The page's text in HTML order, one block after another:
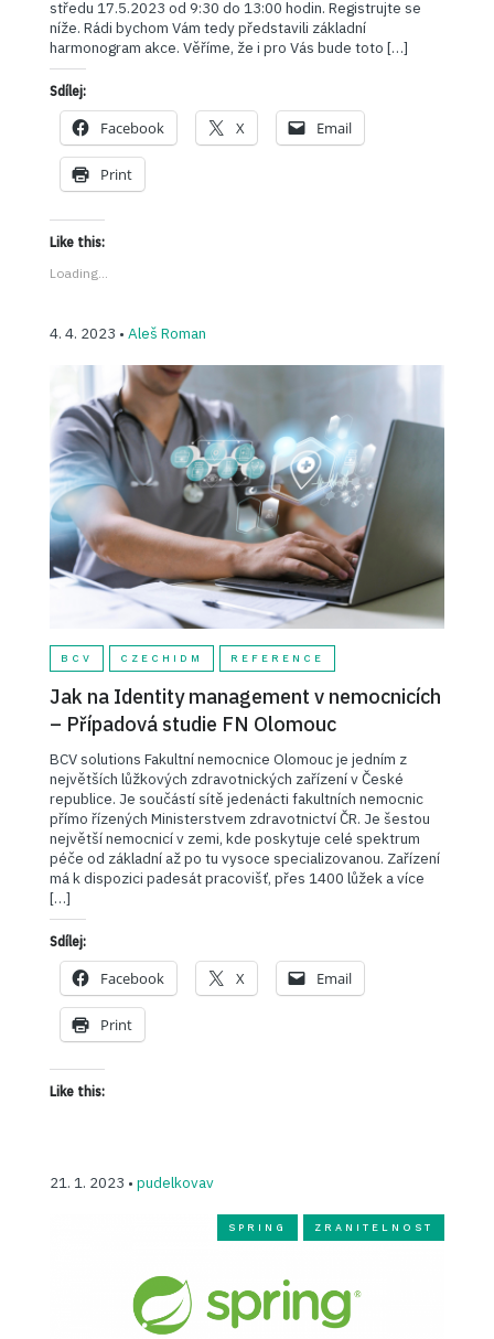
středu 17.5.2023 od 9:30 do 13:00 hodin. Registrujte se
níže. Rádi bychom Vám tedy představili základní
harmonogram akce. Věříme, že i pro Vás bude toto […]
Sdílej:
Facebook X Email
Print
Like this:
Loading...
4. 4. 2023 • Aleš Roman
BCV CZECHIDM REFERENCE
Jak na Identity management v nemocnicích
– Případová studie FN Olomouc
BCV solutions Fakultní nemocnice Olomouc je jedním z
největších lůžkových zdravotnických zařízení v České
republice. Je součástí sítě jedenácti fakultních nemocnic
přímo řízených Ministerstvem zdravotnictví ČR. Je šestou
největší nemocnicí v zemi, kde poskytuje celé spektrum
péče od základní až po tu vysoce specializovanou. Zařízení
má k dispozici padesát pracovišť, přes 1400 lůžek a více
[…]
Sdílej:
Facebook X Email
Print
Like this:
21. 1. 2023 • pudelkovav
SPRING ZRANITELNOST